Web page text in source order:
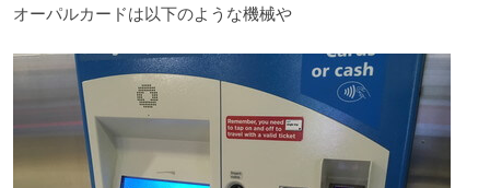
オーパルカードは以下のような機械や